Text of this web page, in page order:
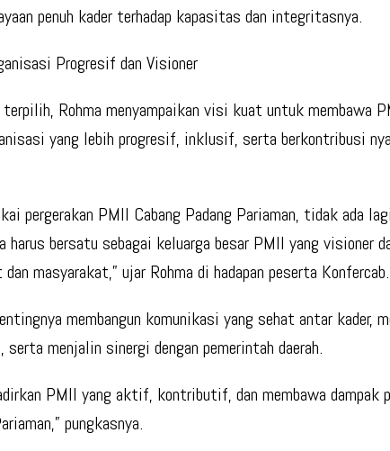
penuh kader terhadap kapasitas dan integritasnya.
Progresif dan Visioner
Rohma menyampaikan visi kuat untuk membawa
yang lebih progresif, inklusif, serta berkontribusi
pergerakan PMII Cabang Padang Pariaman, tidak ada
bersatu sebagai keluarga besar PMII yang visioner
masyarakat,” ujar Rohma di hadapan peserta Konfercab.
membangun komunikasi yang sehat antar kader,
menjalin sinergi dengan pemerintah daerah.
PMII yang aktif, kontributif, dan membawa dampak
pungkasnya.